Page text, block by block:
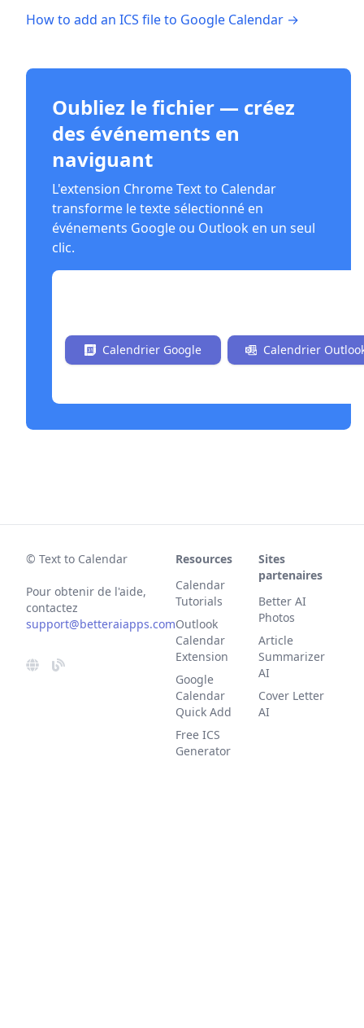
How to add an ICS file to Google Calendar →
Oubliez le fichier — créez
des événements en
naviguant
L'extension Chrome Text to Calendar
transforme le texte sélectionné en
événements Google ou Outlook en un seul
clic.
Calendrier Google Calendrier
© Text to Calendar
Pour obtenir de l'aide,
contactez
support@betteraiapps.com
Resources
Calendar
Tutorials
Outlook
Calendar
Extension
Google
Calendar
Quick Add
Free ICS
Generator
Sites
partenaires
Better AI
Photos
Article
Summarizer
AI
Cover Letter
AI